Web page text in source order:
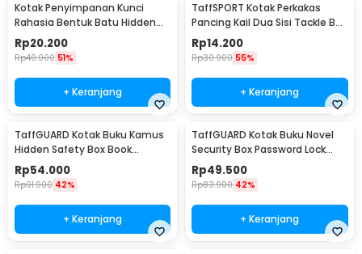
Kotak Penyimpanan Kunci
Rahasia Bentuk Batu Hidden
Key Box - B0521
Rp20.200
Rp40.900 51%
+ Keranjang
TaffSPORT Kotak Perkakas
Pancing Kail Dua Sisi Tackle Box
14 Grid - LX01
Rp14.200
Rp30.900 55%
+ Keranjang
TaffGUARD Kotak Buku Kamus
Hidden Safety Box Book
Password Lock Size S - KB-10P
Rp54.000
Rp91.900 42%
+ Keranjang
TaffGUARD Kotak Buku Novel
Security Box Password Lock
Size S - KB-20P
Rp49.500
Rp83.900 42%
+ Keranjang